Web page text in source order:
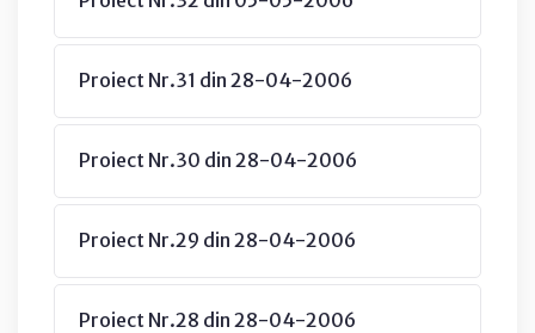
Proiect Nr.31 din 28-04-2006
Proiect Nr.30 din 28-04-2006
Proiect Nr.29 din 28-04-2006
Proiect Nr.28 din 28-04-2006